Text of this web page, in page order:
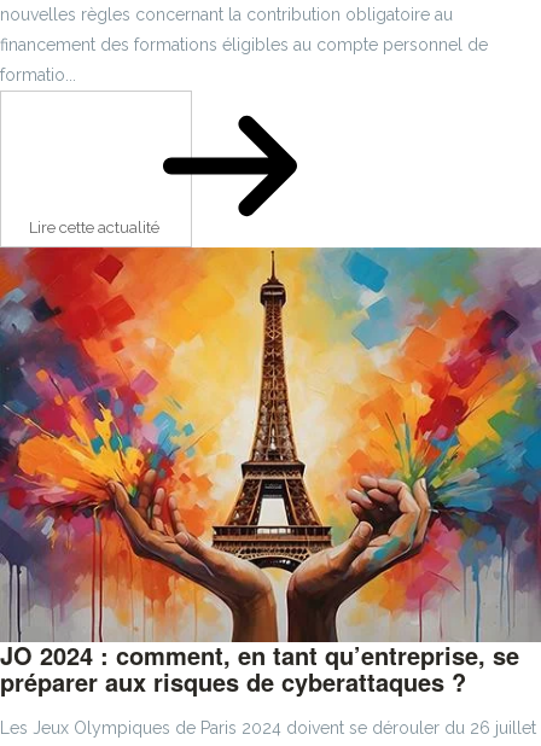
nouvelles règles concernant la contribution obligatoire au
financement des formations éligibles au compte personnel de
formatio...
Lire cette actualité
JO 2024 : comment, en tant qu’entreprise, se
préparer aux risques de cyberattaques ?
Les Jeux Olympiques de Paris 2024 doivent se dérouler du 26 juillet